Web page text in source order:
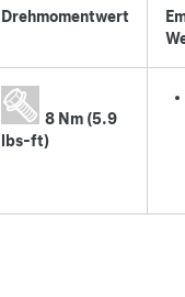
Drehmomentwert
8 Nm (5.9
lbs-ft)